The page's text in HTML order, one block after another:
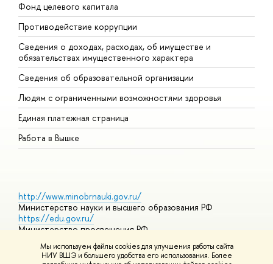
Мы используем файлы cookies для улучшения работы сайта
НИУ ВШЭ и большего удобства его использования. Более
Фонд целевого капитала
Противодействие коррупции
Сведения о доходах, расходах, об имуществе и
обязательствах имущественного характера
Сведения об образовательной организации
Людям с ограниченными возможностями здоровья
Единая платежная страница
Работа в Вышке
http://www.minobrnauki.gov.ru/
Министерство науки и высшего образования РФ
https://edu.gov.ru/
Министерство просвещения РФ
https://elearning.hse.ru/mooc
Массовые открытые онлайн-курсы